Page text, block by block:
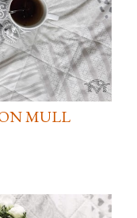
MULL